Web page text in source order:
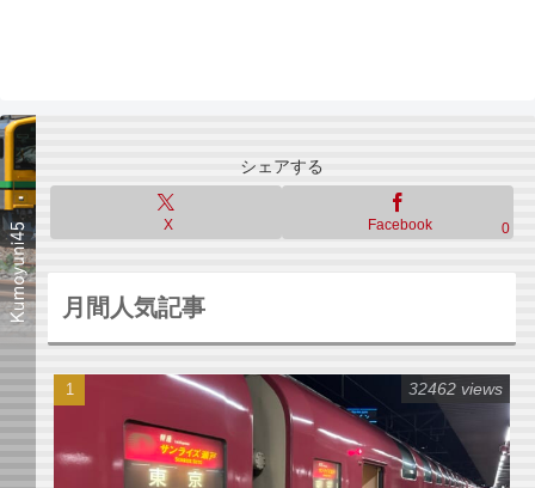
シェアする
X Facebook 0
月間人気記事
32462 views